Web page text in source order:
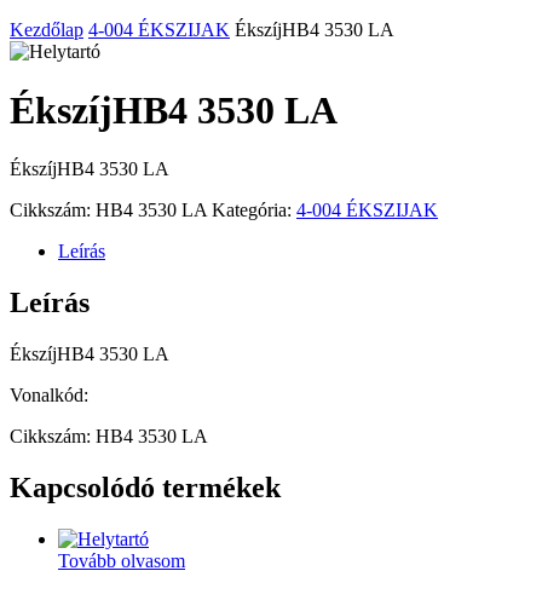
Kezdőlap 4-004 ÉKSZIJAK ÉkszíjHB4 3530 LA
ÉkszíjHB4 3530 LA
ÉkszíjHB4 3530 LA
Cikkszám: HB4 3530 LA Kategória: 4-004 ÉKSZIJAK
Leírás
Leírás
ÉkszíjHB4 3530 LA
Vonalkód:
Cikkszám: HB4 3530 LA
Kapcsolódó termékek
Tovább olvasom